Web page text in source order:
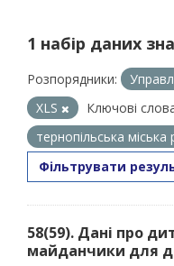
1 набір даних
Розпорядники:
XLS
Ключові
тернопільська міська
Фільтрувати
58(59). Дані про
майданчики для